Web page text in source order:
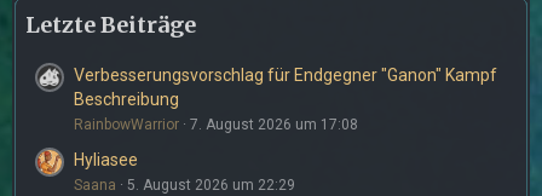
Letzte Beiträge
Verbesserungsvorschlag für Endgegner "Ganon" Kampf
Beschreibung
RainbowWarrior 7. August 2026 um 17:08
Hyliasee
Saana 5. August 2026 um 22:29